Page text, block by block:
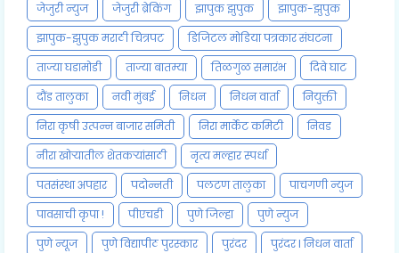
जेजुरी न्युज
जेजुरी ब्रेकिंग झापुक झुपुक
झापुक-झुपुक
झापुक-झुपुक मराठी चित्रपट
डिजिटल मोडिया पत्रकार संघटना
ताज्या घडामोडी
ताज्या बातम्या तिळगुळ समारंभ
दिवे घाट
दौंड तालुका
नवी मुंबई निधन निधन वार्ता
नियुक्ती
निरा कृषी उत्पन्न बाजार समिती
निरा मार्केट कमिटी
निवड
नीरा खोऱ्यातील शेतकऱ्यांसाठी
नृत्य मल्हार स्पर्धा
पतसंस्था अपहार
पदोन्नती पलटण तालुका
पाचगणी न्युज
पावसाची कृपा !
पीएचडी पुणे जिल्हा
पुणे न्युज
पुणे न्यूज
पुणे विद्यापीठ पुरस्कार पुरंदर
पुरंदर l निधन वार्ता